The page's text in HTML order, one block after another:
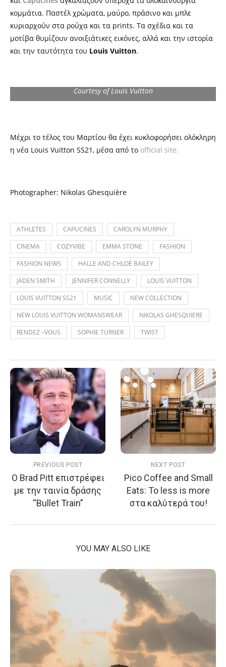
κομμάτια. Παστέλ χρώματα, μαύρο, πράσινο και μπλε
κυριαρχούν στα ρούχα και τα prints. Τα σχέδια και τα
μοτίβα θυμίζουν ανοιξιάτικες εικόνες, αλλά και την ιστορία
και την ταυτότητα του Louis Vuitton.
Courtesy of Louis Vuitton
Μέχρι το τέλος του Μαρτίου θα έχει κυκλοφορήσει ολόκληρη
η νέα Louis Vuitton SS21, μέσα από το official site.
Photographer: Nikolas Ghesquière
ATHLETES CAPUCINES
CAROLYN MURPHY
CINEMA
COZYVIBE EMMA STONE
FASHION
FASHION NEWS
HALLE AND CHLOÉ BAILEY
JADEN SMITH
JENNIFER CONNELLY
LOUIS VUITTON
LOUIS VUITTON SS21
MUSIC
NEW COLLECTION
NEW LOUIS VUITTON WOMANSWEAR
NIKOLAS GHESQUIERE
RENDEZ –VOUS
SOPHIE TURNER TWIST
PREVIOUS POST
Ο Brad Pitt επιστρέφει
με την ταινία δράσης
“Bullet Train”
NEXT POST
Pico Coffee and Small
Eats: Το less is more
στα καλύτερά του!
YOU MAY ALSO LIKE